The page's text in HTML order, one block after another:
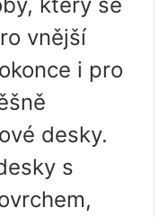
vnější
i pro
desky.
s